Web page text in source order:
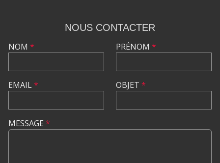
NOUS CONTACTER
NOM *
EMAIL*
PRÉNOM *
OBJET *
MESSAGE *